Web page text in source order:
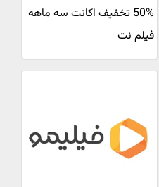
50% تخفیف اکانت سه ماهه
فیلم نت